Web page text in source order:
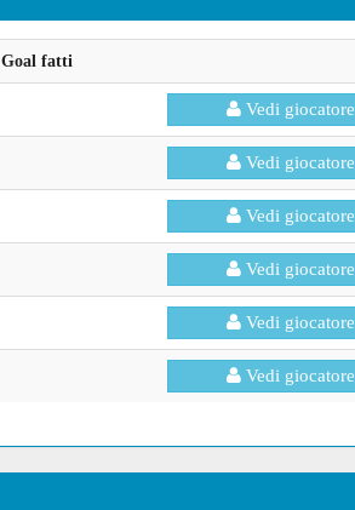
Goal fatti
Vedi giocatore
Vedi giocatore
Vedi giocatore
Vedi giocatore
Vedi giocatore
Vedi giocatore